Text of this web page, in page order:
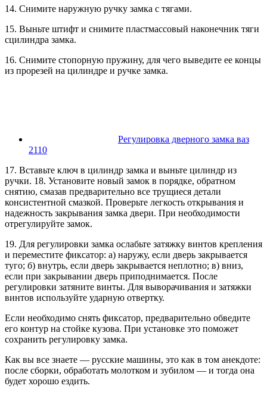
14. Снимите наружную ручку замка с тягами.
15. Выньте штифт и снимите пластмассовый наконечник тяги
сцилиндра замка.
16. Снимите стопорную пружину, для чего выведите ее концы
из прорезей на цилиндре и ручке замка.
Регулировка дверного замка ваз
2110
17. Вставьте ключ в цилиндр замка и выньте цилиндр из
ручки. 18. Установите новый замок в порядке, обратном
снятию, смазав предварительно все трущиеся детали
консистентной смазкой. Проверьте легкость открывания и
надежность закрывания замка двери. При необходимости
отрегулируйте замок.
19. Для регулировки замка ослабьте затяжку винтов крепления
и переместите фиксатор: а) наружу, если дверь закрывается
туго; б) внутрь, если дверь закрывается неплотно; в) вниз,
если при закрывании дверь приподнимается. После
регулировки затяните винты. Для выворачивания и затяжки
винтов используйте ударную отвертку.
Если необходимо снять фиксатор, предварительно обведите
его контур на стойке кузова. При установке это поможет
сохранить регулировку замка.
Как вы все знаете — русские машины, это как в том анекдоте:
после сборки, обработать молотком и зубилом — и тогда она
будет хорошо ездить.